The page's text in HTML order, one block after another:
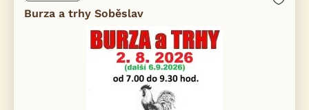
Burza a trhy Soběslav